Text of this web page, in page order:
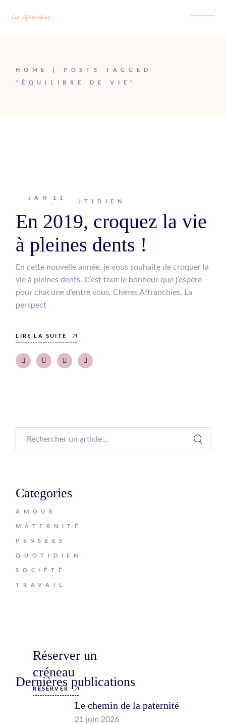
contenu
HOME POSTS TAGGED
"ÉQUILIBRE DE VIE"
JAN 11
Johanna QUOTIDIEN
En 2019, croquez la vie
à pleines dents !
En cette nouvelle année, je vous souhaite de croquer la
vie à pleines dents. C’est tout le bonheur que j’espère
pour chacune d’entre vous, Chères Affranchies. La
perspect
LIRE LA SUITE
Categories
AMOUR
MATERNITÉ
PENSÉES
QUOTIDIEN
SOCIÉTÉ
TRAVAIL
Réserver un
créneau
RÉSERVER
Dernières publications
Le chemin de la paternité
21 juin 2026